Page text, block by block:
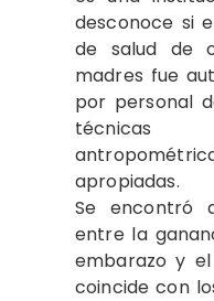
desconoce si
de salud de
madres fue
por personal
apropiadas.
Se encontró
entre la
embarazo y
coincide con